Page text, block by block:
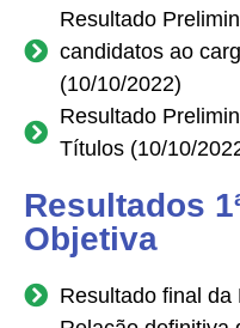
Resultado
candidatos ao
(10/10/2022)
Resultado
Títulos (10/10/
Resultados
Objetiva
Resultado final da